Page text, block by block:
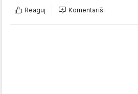
Reaguj Komentariši